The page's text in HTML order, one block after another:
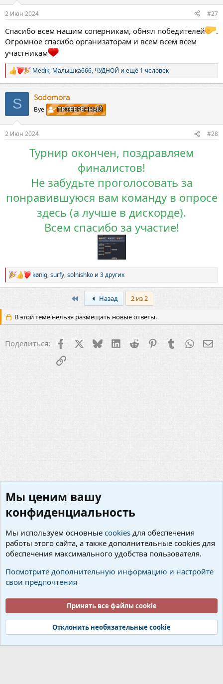
2 Июн 2024 #27
Спасибо всем нашим соперникам, обнял победителей
.
Огромное спасибо организаторам и всем всем всем
участникам
Р
е
Medik, Малышка666, ЧУДНОЙ и ещё 1 человек
S Sodomora
Bye ПРОВЕРЕННЫЙ
2 Июн 2024 #28
Турнир окончен, поздравляем
финалистов!
Не забудьте проголосовать за
понравившуюся вам команду в опросе
здесь (а лучше в дискорде).
Всем спасибо за участие!
Р
е
ц
и
и
kønig,surfy,solnishko и 3 других
Назад 2 из 2
В этой теме нельзя размещать новые ответы.
Поделиться: Facebook BlueskyLinkedIn
Reddit PinterestTumblr
Ссылка
Предложения по улучшению серверов
Cookies
Русский (RU)
Условия и правила
Политика конфиденциальности
S
S
Community platform by XenForo® © 2010-2026 XenForo Ltd.
XenForo.Info
Ширина
Запросов 15 Время 0.0859s Память 15.19MB
Мы ценим вашу
конфиденциальность
Мы используем основные cookies для обеспечения
работы этого сайта, а также дополнительные cookies для
обеспечения максимального удобства пользователя.
Посмотрите дополнительную информацию и настройте
свои предпочтения
Принять все файлы cookie
Отклонить необязательные cookie